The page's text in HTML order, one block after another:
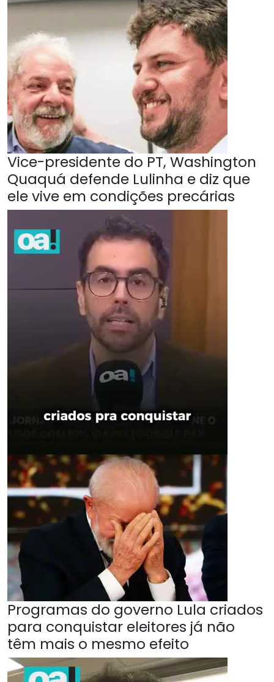
Vice-presidente do PT, Washington
Quaquá defende Lulinha e diz que
ele vive em condições precárias
Programas do governo Lula criados
para conquistar eleitores já não
têm mais o mesmo efeito